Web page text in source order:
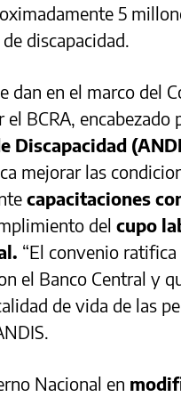
5
discapacidad.
dan en el marco del
BCRA, encabezado
Discapacidad
mejorar las
capacitaciones
del cupo
“El convenio
el Banco Central y
de vida de las
Nacional en